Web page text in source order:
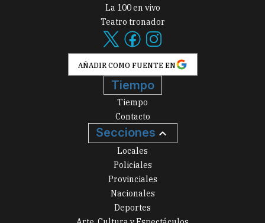
La 100 en vivo
Teatro tronador
AÑADIR COMO FUENTE EN
Tiempo
Tiempo
Contacto
Secciones
Locales
Policiales
Provinciales
Nacionales
Deportes